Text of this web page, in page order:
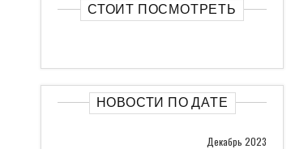
СТОИТ ПОСМОТРЕТЬ
НОВОСТИ ПО ДАТЕ
Декабрь 2023